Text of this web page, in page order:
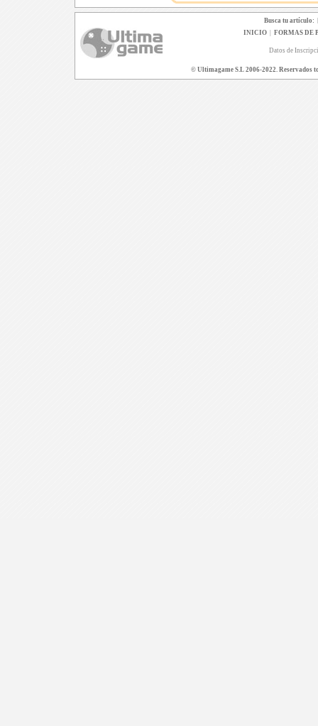
Busca tu artículo:
INICIO| FORMAS DE
Datos de
© Ultimagame S.L 2006-2022. Reservados